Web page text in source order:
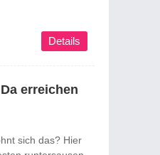
Details
erreichen
sich das? Hier